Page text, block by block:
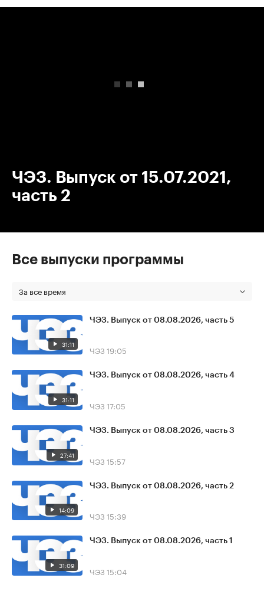
ЧЭЗ. Выпуск от 15.07.2021,
часть 2
Все выпуски программы
За все время
31:11
ЧЭЗ. Выпуск от 08.08.2026, часть 5
ЧЭЗ 19:05
31:11
ЧЭЗ. Выпуск от 08.08.2026, часть 4
ЧЭЗ 17:05
27:41
ЧЭЗ. Выпуск от 08.08.2026, часть 3
ЧЭЗ 15:57
14:09
ЧЭЗ. Выпуск от 08.08.2026, часть 2
ЧЭЗ 15:39
31:09
ЧЭЗ. Выпуск от 08.08.2026, часть 1
ЧЭЗ 15:04